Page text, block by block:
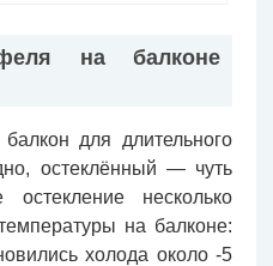
на балконе
для длительного
остеклённый — чуть
несколько
на балконе:
холода около -5